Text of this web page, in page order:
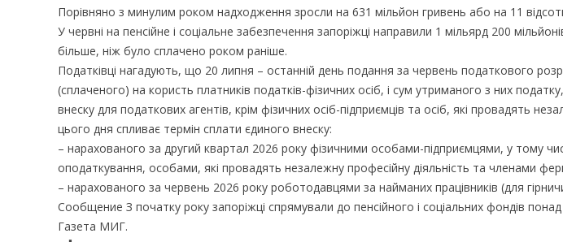
Порівняно з минулим роком надходження зросли на 631 мільйон гривень або на 11
У червні на пенсійне і соціальне забезпечення запоріжці направили 1 мільярд 200
більше, ніж було сплачено роком раніше.
Податківці нагадують, що 20 липня – останній день подання за червень податкового
(сплаченого) на користь платників податків-фізичних осіб, і сум утриманого з них
внеску для податкових агентів, крім фізичних осіб-підприємців та осіб, які провадять
цього дня спливає термін сплати єдиного внеску:
– нарахованого за другий квартал 2026 року фізичними особами-підприємцями, у тому
оподаткування, особами, які провадять незалежну професійну діяльність та членами
– нарахованого за червень 2026 року роботодавцями за найманих працівників (для
Сообщение З початку року запоріжці спрямували до пенсійного і соціальних фондів
Газета МИГ.